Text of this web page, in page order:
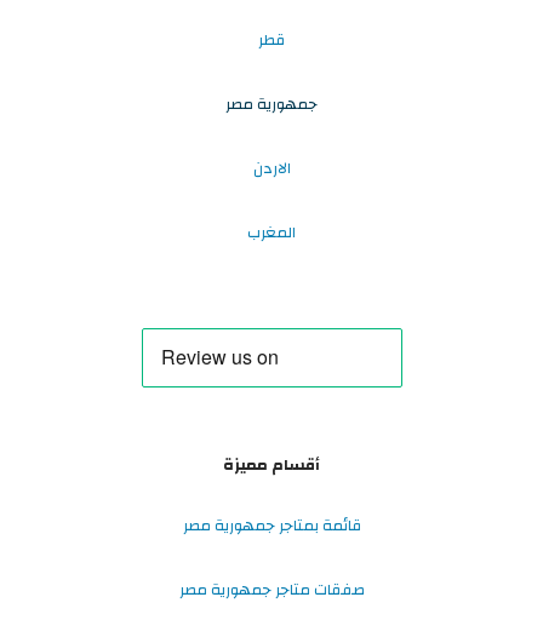
قطر
جمهورية مصر
الاردن
المغرب
أقسام مميزة
قائمة بمتاجر جمهورية مصر
صفقات متاجر جمهورية مصر